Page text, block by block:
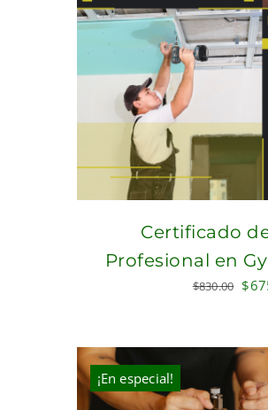
Certificado
Profesional en
$830.00 $
¡En especial!